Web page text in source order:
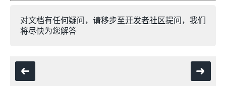
对文档有任何疑问，请移步至开发者社区提问，我们
将尽快为您解答